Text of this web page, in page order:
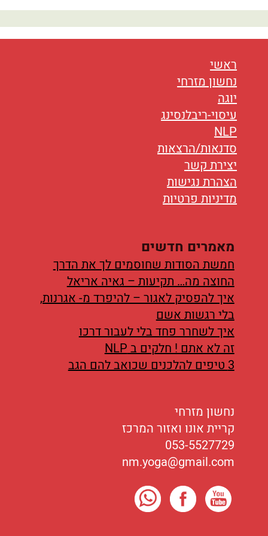
אורח חיים
בריאות
תזונה
טיפולים
עיסוי
ראשי
נחשון מזרחי
יוגה
עיסוי-ריבלנסינג
NLP
סדנאות/הרצאות
יצירת קשר
הצהרת נגישות
מדיניות פרטיות
מאמרים חדשים
חמשת הסודות שחוסמים לך את הדרך
החוצה מה… תקיעות – גאיה אריאל
איך להפסיק לאגור – להיפרד מ- אגרנות,
בלי רגשות אשם
איך לשחרר פחד בלי לעבור דרכו
זה לא אתם ! חלקים ב NLP
3 טיפים להלכנים שכואב להם הגב
נחשון מזרחי
קריית אונו ואזור המרכז
053-5527729
nm.yoga@gmail.com